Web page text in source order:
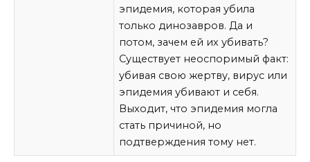
эпидемия, которая убила
только динозавров. Да и
потом, зачем ей их убивать?
Существует неоспоримый факт:
убивая свою жертву, вирус или
эпидемия убивают и себя.
Выходит, что эпидемия могла
стать причиной, но
подтверждения тому нет.